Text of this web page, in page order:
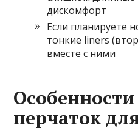
дискомфорт
Если планируете
тонкие liners
вместе с ними
перчаток